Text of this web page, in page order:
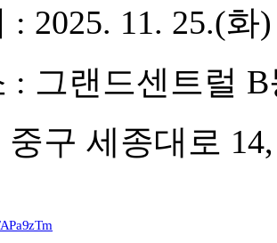
: 2025. 11. 25.(화
: 그랜드센트럴 B
중구 세종대로